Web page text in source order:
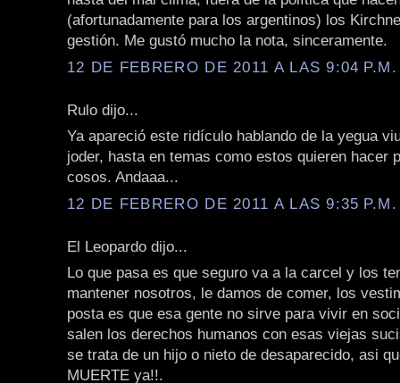
(afortunadamente para los argentinos) los
gestión. Me gustó mucho la nota, sinceramente.
12 DE FEBRERO DE 2011 A LAS 9:04 P.M.
Rulo dijo...
Ya apareció este ridículo hablando de la yegua
joder, hasta en temas como estos quieren hacer
cosos. Andaaa...
12 DE FEBRERO DE 2011 A LAS 9:35 P.M.
El Leopardo dijo...
Lo que pasa es que seguro va a la carcel y los
mantener nosotros, le damos de comer, los
posta es que esa gente no sirve para vivir en
salen los derechos humanos con esas viejas
se trata de un hijo o nieto de desaparecido, asi
MUERTE ya!!.